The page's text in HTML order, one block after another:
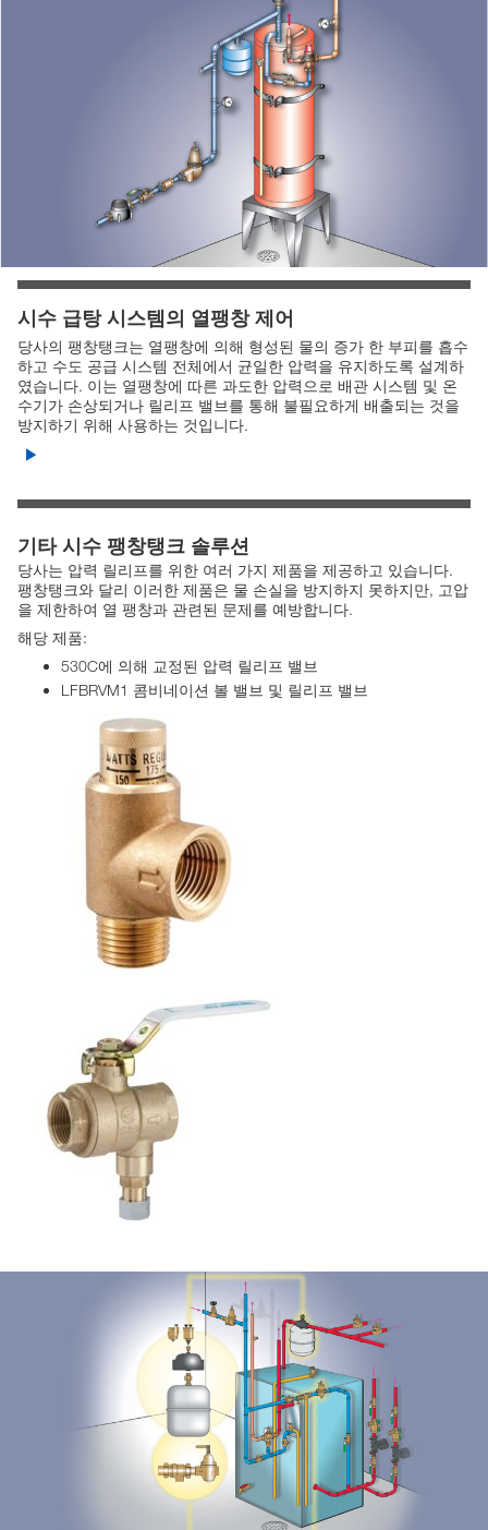
시수 급탕 시스템의 열팽창 제어
당사의 팽창탱크는 열팽창에 의해 형성된 물의 증가 한 부피를 흡수
하고 수도 공급 시스템 전체에서 균일한 압력을 유지하도록 설계하
였습니다. 이는 열팽창에 따른 과도한 압력으로 배관 시스템 및 온
수기가 손상되거나 릴리프 밸브를 통해 불필요하게 배출되는 것을
방지하기 위해 사용하는 것입니다.
기타 시수 팽창탱크 솔루션
당사는 압력 릴리프를 위한 여러 가지 제품을 제공하고 있습니다.
팽창탱크와 달리 이러한 제품은 물 손실을 방지하지 못하지만, 고압
을 제한하여 열 팽창과 관련된 문제를 예방합니다.
해당 제품:
530C에 의해 교정된 압력 릴리프 밸브
LFBRVM1 콤비네이션 볼 밸브 및 릴리프 밸브